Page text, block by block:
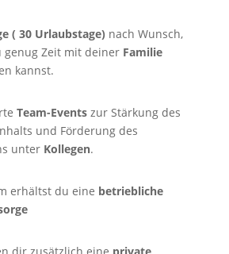
( 30 Urlaubstage) nach Wunsch,
genug Zeit mit deiner Familie
kannst.
Team-Eventszur Stärkung des
und Förderung des
unter Kollegen.
erhältst du eine betriebliche
dir zusätzlich eine private